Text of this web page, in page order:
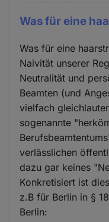
Was für eine
Was für eine
Naivität unserer
Neutralität und
Beamten (und
vielfach
sogenannte
verlässlichen
dazu gar keines
Konkretisiert ist
z.B für Berlin in §
Berlin: